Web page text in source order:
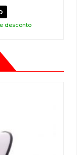
desconto